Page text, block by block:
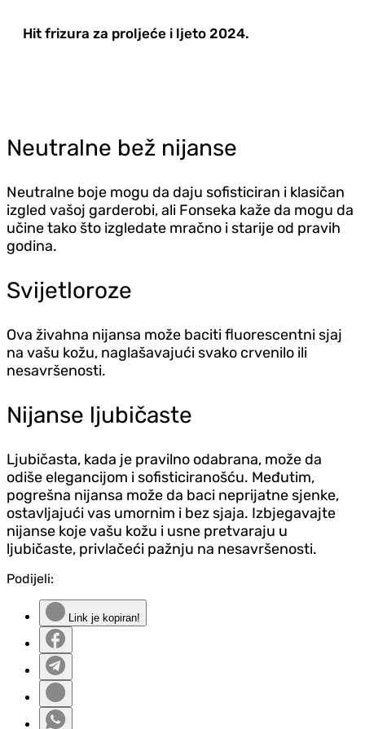
Hit frizura za proljeće i ljeto 2024.
Neutralne bež nijanse
Neutralne boje mogu da daju sofisticiran i klasičan
izgled vašoj garderobi, ali Fonseka kaže da mogu da
učine tako što izgledate mračno i starije od pravih
godina.
Svijetloroze
Ova živahna nijansa može baciti fluorescentni sjaj
na vašu kožu, naglašavajući svako crvenilo ili
nesavršenosti.
Nijanse ljubičaste
Ljubičasta, kada je pravilno odabrana, može da
odiše elegancijom i sofisticiranošću. Međutim,
pogrešna nijansa može da baci neprijatne sjenke,
ostavljajući vas umornim i bez sjaja. Izbjegavajte
nijanse koje vašu kožu i usne pretvaraju u
ljubičaste, privlačeći pažnju na nesavršenosti.
Podijeli:
Link je kopiran!